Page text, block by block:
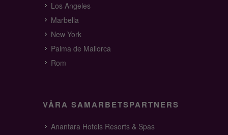
Los Angeles
Marbella
New York
Palma de Mallorca
Rom
VÅRA SAMARBETSPARTNERS
Anantara Hotels Resorts & Spas